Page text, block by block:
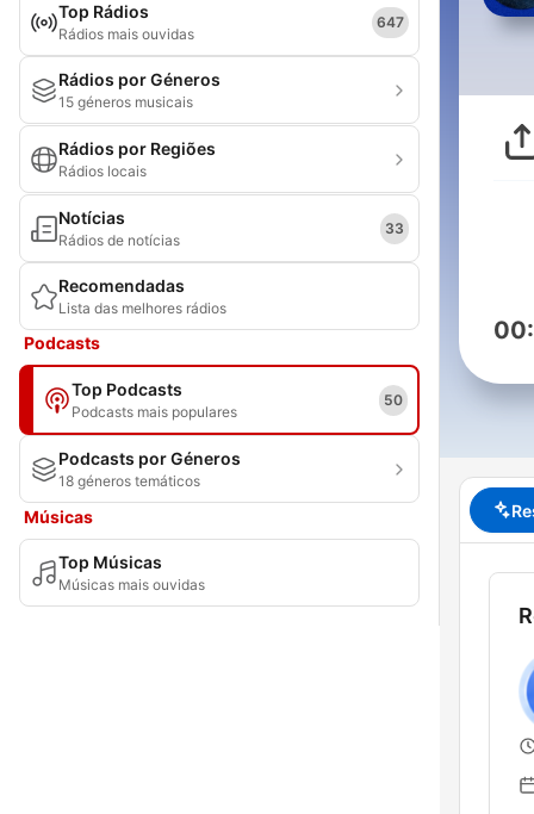
Top Rádios
Rádios mais ouvidas
647
Rádios por Géneros
15 géneros musicais
Rádios por Regiões
Rádios locais
Notícias
Rádios de notícias
33
Recomendadas
Lista das melhores rádios
Podcasts
Top Podcasts
Podcasts mais populares
50
Podcasts por Géneros
18 géneros temáticos
Músicas
Top Músicas
Músicas mais ouvidas